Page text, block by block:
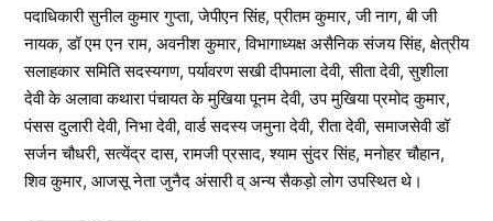
पदाधिकारी सुनील कुमार गुप्ता, जेपीएन सिंह, प्रीतम कुमार, जी नाग, बी जी
नायक, डॉ एम एन राम, अवनीश कुमार, विभागाध्यक्ष असैनिक संजय सिंह, क्षेत्रीय
सलाहकार समिति सदस्यगण, पर्यावरण सखी दीपमाला देवी, सीता देवी, सुशीला
देवी के अलावा कथारा पंचायत के मुखिया पूनम देवी, उप मुखिया प्रमोद कुमार,
पंसस दुलारी देवी, निभा देवी, वार्ड सदस्य जमुना देवी, रीता देवी, समाजसेवी डॉ
सर्जन चौधरी, सत्येंद्र दास, रामजी प्रसाद, श्याम सुंदर सिंह, मनोहर चौहान,
शिव कुमार, आजसू नेता जुनैद अंसारी व् अन्य सैकड़ो लोग उपस्थित थे।